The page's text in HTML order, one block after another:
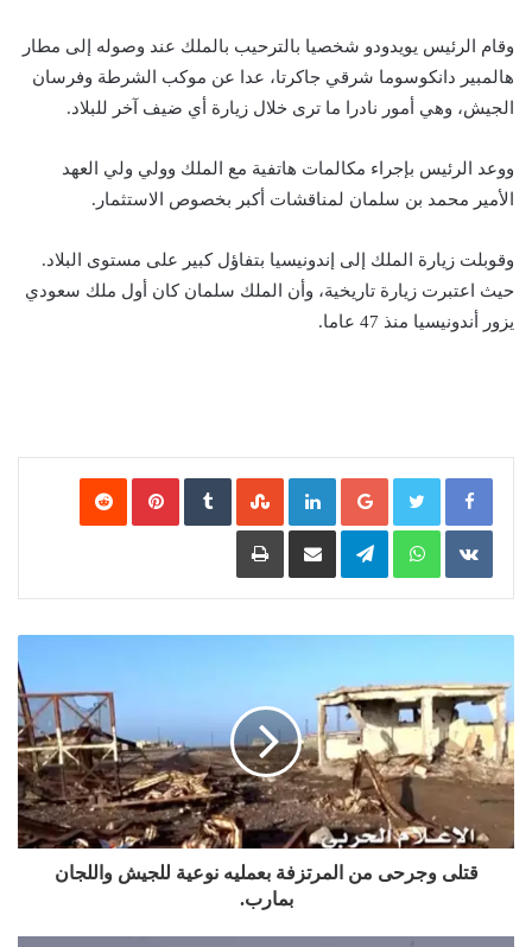
وقام الرئيس يويدودو شخصيا بالترحيب بالملك عند وصوله إلى مطار
هالمبير دانكوسوما شرقي جاكرتا، عدا عن موكب الشرطة وفرسان
الجيش، وهي أمور نادرا ما ترى خلال زيارة أي ضيف آخر للبلاد.
ووعد الرئيس بإجراء مكالمات هاتفية مع الملك وولي ولي العهد
الأمير محمد بن سلمان لمناقشات أكبر بخصوص الاستثمار.
وقوبلت زيارة الملك إلى إندونيسيا بتفاؤل كبير على مستوى البلاد.
حيث اعتبرت زيارة تاريخية، وأن الملك سلمان كان أول ملك سعودي
يزور أندونيسيا منذ 47 عاما.
Google+
LinkedIn
‏StumbleUpon
‏VKontakte
WhatsApp
Telegram مشاركة عبر البريد طباعة
قتلى وجرحى من المرتزفة بعمليه نوعية للجيش واللجان
بمارب.